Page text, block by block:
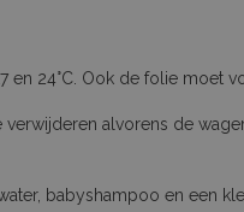
24°C. Ook de folie moet
alvorens de
babyshampoo en een